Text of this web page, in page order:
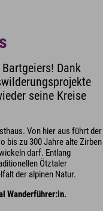
Dank
seine Kreise
Von hier aus führt der
bis zu 300 Jahre alte Zirben
darf. Entlang
Ötztaler
der alpinen Natur.
Wanderführer:in.